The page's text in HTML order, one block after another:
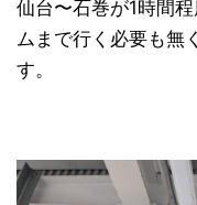
縦断(10)
仙台〜石巻が1時間
ムまで行く必要も無
す。